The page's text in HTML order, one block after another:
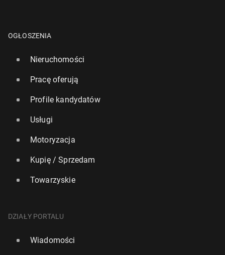
OGŁOSZENIA
Nieruchomości
Pracę oferują
Profile kandydatów
Usługi
Motoryzacja
Kupię / Sprzedam
Towarzyskie
DZIAŁY PORTALU
Wiadomości